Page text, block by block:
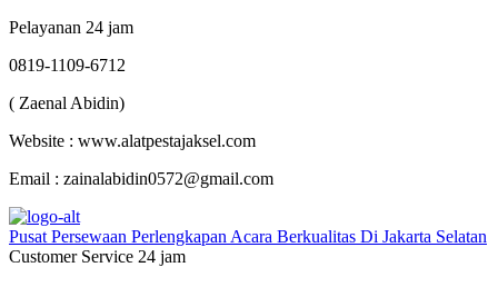
Pelayanan 24 jam
0819-1109-6712
( Zaenal Abidin)
Website : www.alatpestajaksel.com
Email : zainalabidin0572@gmail.com
Pusat Persewaan Perlengkapan Acara Berkualitas Di Jakarta Selatan
Customer Service 24 jam